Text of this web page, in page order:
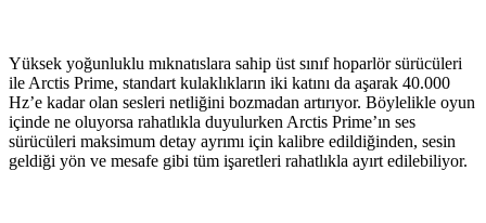
Yüksek yoğunluklu mıknatıslara sahip üst sınıf hoparlör sürücüleri
ile Arctis Prime, standart kulaklıkların iki katını da aşarak 40.000
Hz’e kadar olan sesleri netliğini bozmadan artırıyor. Böylelikle oyun
içinde ne oluyorsa rahatlıkla duyulurken Arctis Prime’ın ses
sürücüleri maksimum detay ayrımı için kalibre edildiğinden, sesin
geldiği yön ve mesafe gibi tüm işaretleri rahatlıkla ayırt edilebiliyor.